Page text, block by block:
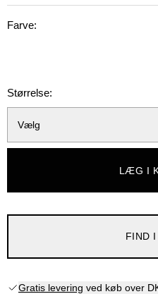
Farve:
Størrelse:
Vælg
LÆG I
FIND
Gratis levering ved køb over